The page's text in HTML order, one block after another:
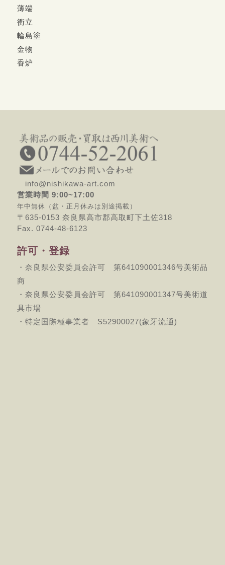
薄端
衝立
輪島塗
金物
香炉
info@nishikawa-art.com
営業時間 9:00~17:00
年中無休（盆・正月休みは別途掲載）
〒635-0153 奈良県高市郡高取町下土佐318
Fax. 0744-48-6123
許可・登録
・奈良県公安委員会許可 第641090001346号美術品
商
・奈良県公安委員会許可 第641090001347号美術道
具市場
・特定国際種事業者 S52900027(象牙流通)